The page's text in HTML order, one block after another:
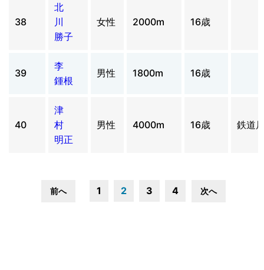
38
北
川
勝子
女性 2000m 16歳
39
李
鍾根
男性 1800m 16歳
40
津
村
明正
男性 4000m 16歳 鉄道
前へ 1 2 3 4 次へ